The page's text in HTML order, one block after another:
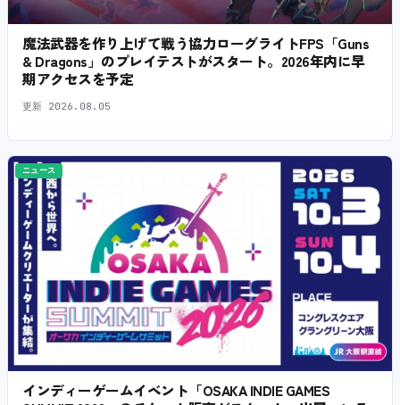
魔法武器を作り上げて戦う協力ローグライトFPS「Guns
& Dragons」のプレイテストがスタート。2026年内に早
期アクセスを予定
更新 2026.08.05
ニュース
インディーゲームイベント「OSAKA INDIE GAMES